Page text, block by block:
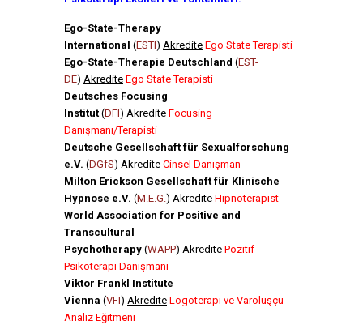
Ego-State-Therapy
International (ESTI) Akredite Ego State Terapisti
Ego-State-Therapie Deutschland (EST-
DE) Akredite Ego State Terapisti
Deutsches Focusing
Institut (DFI) Akredite Focusing
Danışmanı/Terapisti
Deutsche Gesellschaft für Sexualforschung
e.V. (DGfS) Akredite Cinsel Danışman
Milton Erickson Gesellschaft für Klinische
Hypnose e.V. (M.E.G.) Akredite Hipnoterapist
World Association for Positive and
Transcultural
Psychotherapy (WAPP) Akredite Pozitif
Psikoterapi Danışmanı
Viktor Frankl Institute
Vienna (VFI) Akredite Logoterapi ve Varoluşçu
Analiz Eğitmeni